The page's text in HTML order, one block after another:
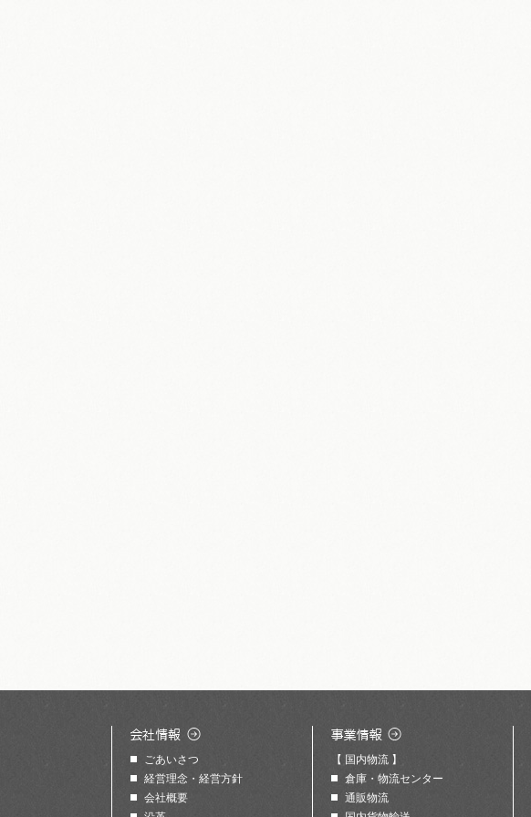
ごあいさつ
経営理念・経営方針
会社概要
【 国内物流 】
倉庫・物流センター
通販物流